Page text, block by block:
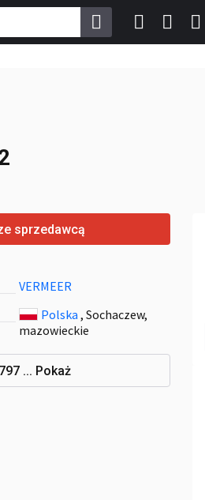
sprzedawcą
VERMEER
Polska , Sochaczew,
mazowieckie
... Pokaż